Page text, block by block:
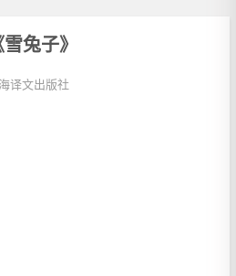
雪兔子》
译文出版社